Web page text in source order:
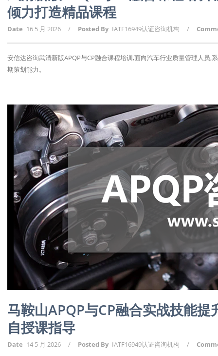
倾力打造精品课程
Date 16 5 月 2026 / Posted By IATF16949认证咨询机构 /
安信达咨询武清新版APQP与CP融合课程培训,面向汽车行业质量管理人员
期策划能力。
马鞍山APQP与CP融合实战技能
自授课指导
Date 14 5 月 2026 / Posted By IATF16949认证咨询机构 /